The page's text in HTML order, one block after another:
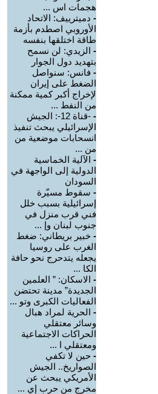
هجمات اس ...
- دميترييف: الاتحاد
الأوروبي اصطدم بأزمة
طاقة اختلقها بنفسه
- الزيدي: لن نسمح
بتهديد دول الجوار
- فانس: سنواصل
الضغط على إيران
لإخراج أكبر كمية ممكنة
من النفط ...
-
-قناة 12-: الجيش
الإسرائيلي يبحث تنفيذ
انسحابات موضعية من
من ...
- الآلية الخماسية
الدولية إلى الواجهة في
السودان
- سقوط مسيّرة
إسرائيلية بسبب خلل
فني قرب منزل في
جنوب لبنان وإ ...
- خبير بريطاني: ضغط
الغرب على روسيا
يجعله يتدحرج نحو حافة
الكا ...
- الاسكان: ” العلمين
الجديدة” مدينة تحتضن
الفعاليات الكبرى وتو ...
- الحرية لمراد هبال
وسائر معتقلي
الحراكات الاجتماعية
ومعتقلي ا ...
- حين لا تكفي
الصواريخ.. الجيش
الأمريكي يبحث عن
مخرج من حرب إي ...